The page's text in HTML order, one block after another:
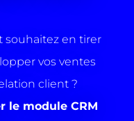
souhaitez en tirer
vos ventes
client ?
le module CRM